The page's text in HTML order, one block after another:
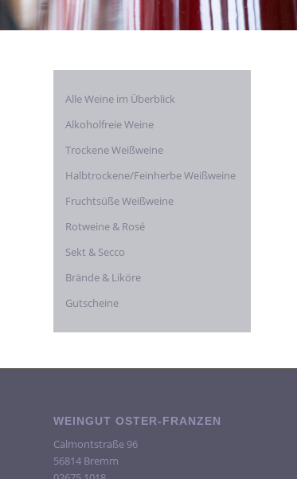
Alle Weine im Überblick
Alkoholfreie Weine
Trockene Weißweine
Halbtrockene/Feinherbe Weißweine
Fruchtsüße Weißweine
Rotweine & Rosé
Sekt & Secco
Brände & Liköre
Gutscheine
WEINGUT OSTER-FRANZEN
Calmontstraße 96
56814 Bremm